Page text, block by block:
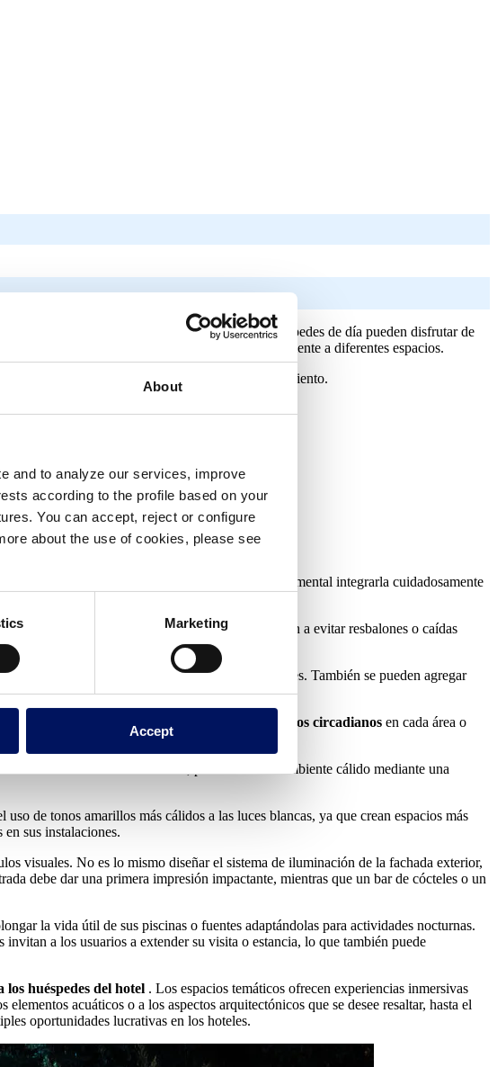
About
and to analyze our services, improve
according to the profile based on your
You can accept, reject or configure
about the use of cookies, please see
Marketing
Accept
las oportunidades comerciales (ya que los huéspedes de día pueden disfrutar de
de agua son versátiles y se adaptan perfectamente a diferentes espacios.
mantenimiento y reducir los costes de funcionamiento.
aún más el impacto en los usuarios.
y es fundamental integrarla cuidadosamente
de estas instalaciones acuáticas, ya que ayudan a evitar resbalones o caídas
un punto de atracción nocturna para los huéspedes. También se pueden agregar
el público.
relajante e incluso alinearse con los ritmos circadianos en cada área o
tratamientos de los usuarios.
del edificio. En interiores, puede crear un ambiente cálido mediante una
de tonos amarillos más cálidos a las luces blancas, ya que crean espacios más
sus instalaciones.
visuales. No es lo mismo diseñar el sistema de iluminación de la fachada exterior,
debe dar una primera impresión impactante, mientras que un bar de cócteles o un
la vida útil de sus piscinas o fuentes adaptándolas para actividades nocturnas.
a los usuarios a extender su visita o estancia, lo que también puede
huéspedes del hotel . Los espacios temáticos ofrecen experiencias inmersivas
acuáticos o a los aspectos arquitectónicos que se desee resaltar, hasta el
oportunidades lucrativas en los hoteles.